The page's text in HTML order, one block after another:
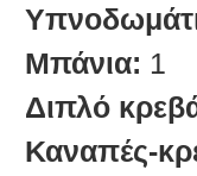
Μπάνια: 1
Διπλό
Καναπές-